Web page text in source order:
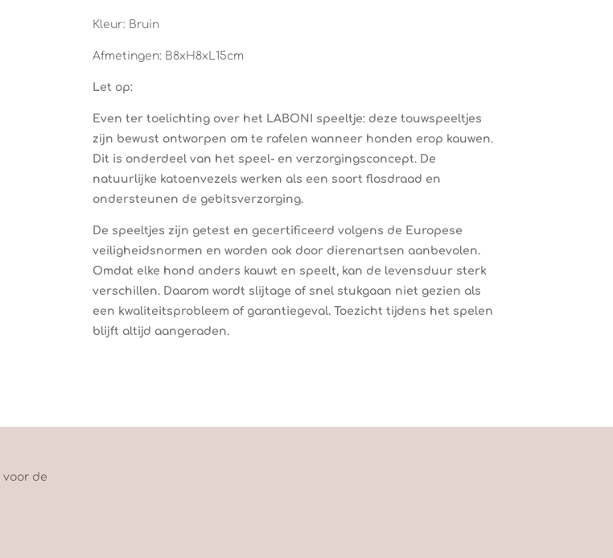
Kleur: Bruin
Afmetingen: B8xH8xL15cm
Let op:
Even ter toelichting over het LABONI speeltje: deze touwspeeltjes
zijn bewust ontworpen om te rafelen wanneer honden erop kauwen.
Dit is onderdeel van het speel- en verzorgingsconcept. De
natuurlijke katoenvezels werken als een soort flosdraad en
ondersteunen de gebitsverzorging.
De speeltjes zijn getest en gecertificeerd volgens de Europese
veiligheidsnormen en worden ook door dierenartsen aanbevolen.
Omdat elke hond anders kauwt en speelt, kan de levensduur sterk
verschillen. Daarom wordt slijtage of snel stukgaan niet gezien als
een kwaliteitsprobleem of garantiegeval. Toezicht tijdens het spelen
blijft altijd aangeraden.
voor de